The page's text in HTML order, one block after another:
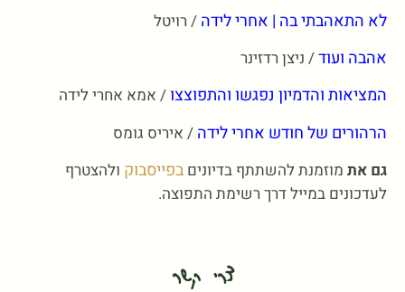
לא התאהבתי בה | אחרי לידה / רויטל
אהבה ועוד/ ניצן רדזינר
המציאות והדמיון נפגשו והתפוצצו/ אמא אחרי לידה
הרהורים של חודש אחרי לידה / איריס גומס
גם את מוזמנת להשתתף בדיונים בפייסבוק ולהצטרף
לעדכונים במייל דרך רשימת התפוצה.
צרי קשר